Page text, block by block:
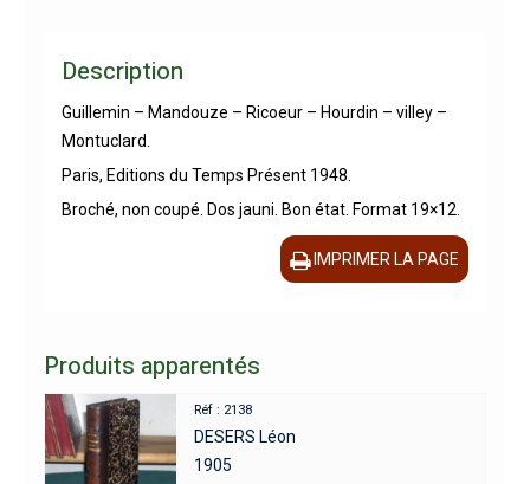
Description
Guillemin – Mandouze – Ricoeur – Hourdin – villey –
Montuclard.
Paris, Editions du Temps Présent 1948.
Broché, non coupé. Dos jauni. Bon état. Format 19×12.
IMPRIMER LA PAGE
Produits apparentés
Réf : 2138
DESERS Léon
1905